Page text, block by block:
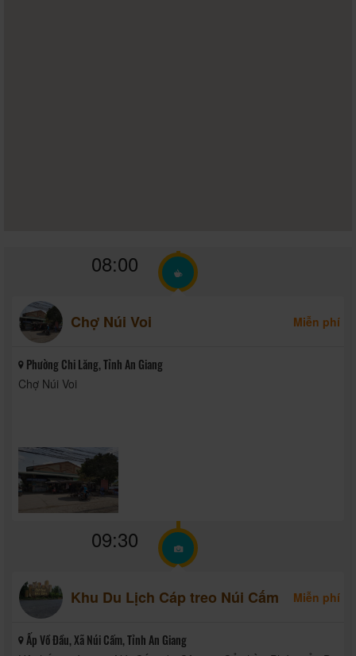
08:00
Chợ Núi Voi Miễn phí
Phường Chi Lăng, Tỉnh An Giang
Chợ Núi Voi
09:30
Khu Du Lịch Cáp treo Núi Cấm Miễn phí
Ấp Vồ Đầu, Xã Núi Cấm, Tỉnh An Giang